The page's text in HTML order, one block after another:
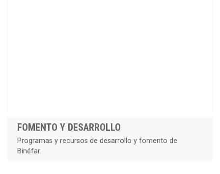
FOMENTO Y DESARROLLO
Programas y recursos de desarrollo y fomento de
Binéfar.